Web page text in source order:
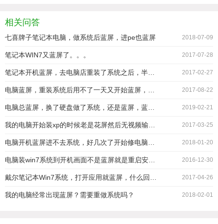
相关问答
七喜牌子笔记本电脑，做系统后蓝屏，进pe也蓝屏 2018-07-09
笔记本WIN7又蓝屏了。。。 2017-07-28
笔记本开机蓝屏，去电脑店重装了系统之后，半个月没用又蓝屏 2017-02-27
电脑蓝屏，重装系统后用不了一天又开始蓝屏，有没有大神告诉我是系统问题还是硬件问题 2017-08-22
电脑总蓝屏，换了硬盘做了系统，还是蓝屏，蓝屏代码都一样，哪位大神能看出来是哪里出了问题 2019-02-21
我的电脑开始装xp的时候老是花屏然后无视频输入进入睡眠模式，后来升级了win7系统又老是蓝屏 2017-03-25
电脑开机蓝屏进不去系统，好几次了开始修电脑的是说硬盘坏了我就返回厂家维修，好了几天电脑又蓝屏怎么办 2018-01-20
电脑装win7系统到开机画面不是蓝屏就是重启安装xp就没事 2016-12-30
戴尔笔记本Win7系统，打开应用就蓝屏，什么回事？ 2017-04-26
我的电脑经常出现蓝屏？需要重做系统吗？ 2018-02-01